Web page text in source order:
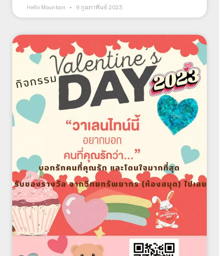
Hello Mountain 9 กุมภาพันธ์ 2023